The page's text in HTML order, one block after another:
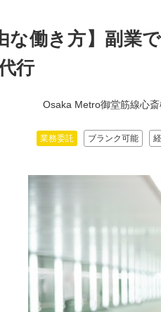
な働き方】副業
行
Osaka Metro御堂筋線心斎
業務委託 ブランク可能